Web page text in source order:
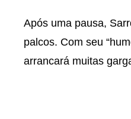
Após uma pausa,
palcos. Com seu
arrancará muitas